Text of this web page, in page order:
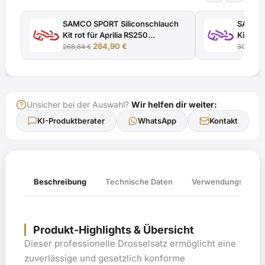
Menge
SAMCO SPORT Siliconschlauch
Kit rot für Aprilia RS250
Modelljahr 1994-2003
268,84€ Ursprünglicher
264,90€
Kit
308,77
Unsicher bei der Auswahl? Wir helfen dir weiter:
KI-Produktberater WhatsApp Kontakt
Beschreibung Technische Daten Verwendungsliste
Produkt-Highlights & Übersicht
Dieser professionelle Drosselsatz ermöglicht eine
zuverlässige und gesetzlich konforme